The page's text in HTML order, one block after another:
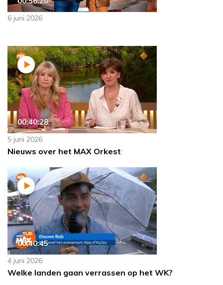
6 juni 2026
00:40:28
5 juni 2026
Nieuws over het MAX Orkest
00:40:45
4 juni 2026
Welke landen gaan verrassen op het WK?